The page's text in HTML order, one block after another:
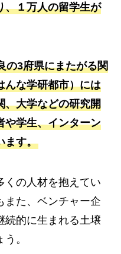
、１万人の留学生が
の3府県にまたがる関
んな学研都市）には
、大学などの研究開
や学生、インターン
ます。
くの人材を抱えてい
また、ベンチャー企
続的に生まれる土壌
。